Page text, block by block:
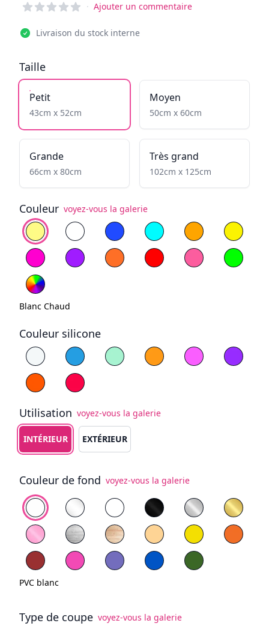
Reviews
· Ajouter un commentaire
Livraison du stock interne
Taille
Petit
43cm x 52cm
Moyen
50cm x 60cm
Grande
66cm x 80cm
Très grand
102cm x 125cm
Couleur voyez-vous la galerie
Choisissez la couleur
Blanc ChaudBlanc FroidBleu Cyan Jaune
Yellow
Magenta
Violet Orange Rouge Rose clair Vert
Blanc Chaud
Couleur silicone
Choisissez la couleur du silicone
Blanc Bleu Jaune
Violet
Orange
Rouge
Utilisation voyez-vous la galerie
Choisissez le type d'utilisation
INTÉRIEUR EXTÉRIEUR
Couleur de fond voyez-vous la galerie
Choisissez le fond
PVC blancPlexiglas Transparent
Plexiglas BlancPlexiglas NoirPlexiglas Miroir
Plexiglas Miroir Rose
Contreplaqué peint en blanc
Bois naturel PVC jaune
PVC rouge
PVC Bleu PVC vert
PVC blanc
Type de coupe voyez-vous la galerie